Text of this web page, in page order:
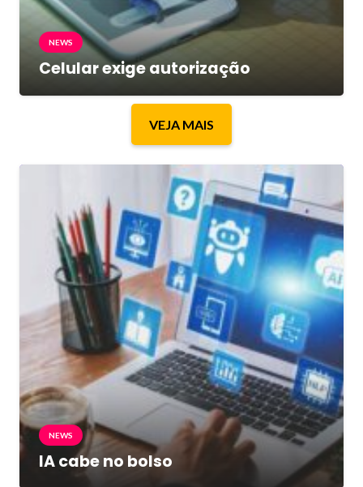
NEWS
Celular exige autorização
VEJA MAIS
NEWS
IA cabe no bolso